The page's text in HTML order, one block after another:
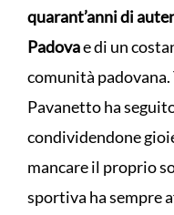
quarant’anni di
Padovae di un
comunità
Pavanetto ha
condividendone
mancare il proprio
sportiva ha sempre